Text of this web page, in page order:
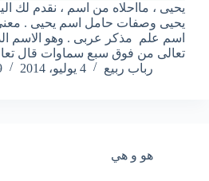
يحيى ، مااحلاه من اسم ، نقدم لك
يحيى وصفات حامل اسم يحيى .
اسم علم مذكر عربى . وهو الاسم
تعالى من فوق سبع سماوات قال
رباب ربيع
4 يوليو، 2014 9
هو و هي